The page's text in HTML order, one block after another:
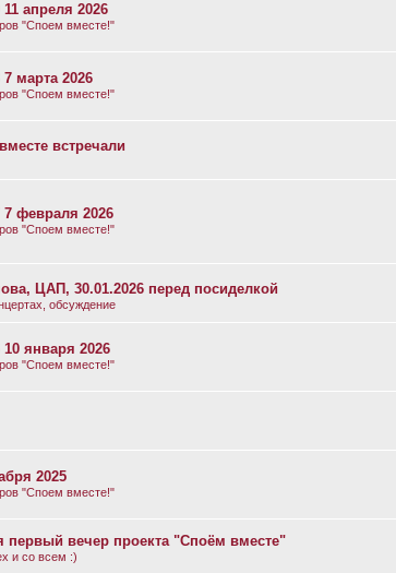
апреля 2026
"Споем вместе!"
марта 2026
"Споем вместе!"
встречали
февраля 2026
"Споем вместе!"
ЦАП, 30.01.2026 перед посиделкой
обсуждение
января 2026
"Споем вместе!"
2025
"Споем вместе!"
первый вечер проекта "Споём вместе"
и со всем :)